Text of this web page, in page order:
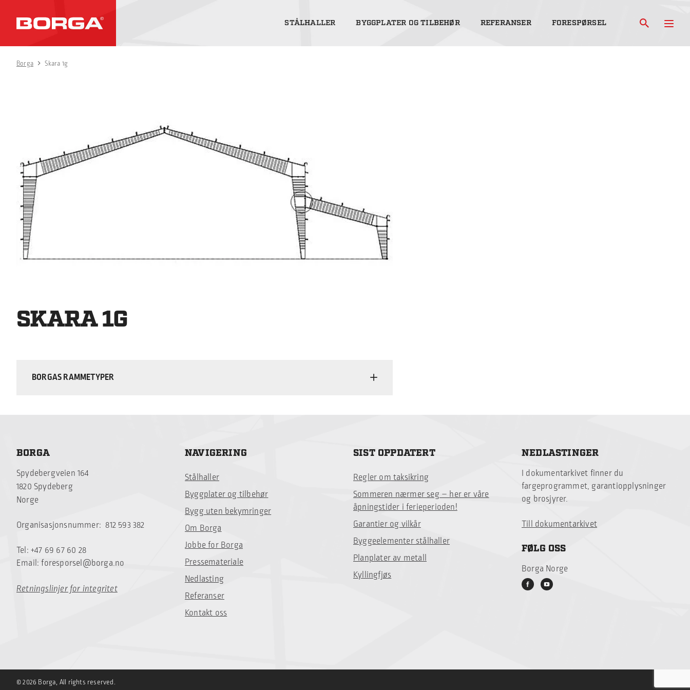
STÅLHALLER BYGGPLATER OG TILBEHØR REFERANSER FORESPØRSEL
Borga Skara 1g
SKARA 1G
BORGAS RAMMETYPER
BORGA
Spydebergveien 164
1820 Spydeberg
Norge
Organisasjonsnummer: 812 593 382
Tel: +47 69 67 60 28
Email:foresporsel@borga.no
Retningslinjer for integritet
NAVIGERING
Stålhaller
Byggplater og tilbehør
Bygg uten bekymringer
Om Borga
Jobbe for Borga
Pressemateriale
Nedlasting
Referanser
Kontakt oss
SIST OPPDATERT
Regler om taksikring
Sommeren nærmer seg – her er våre
åpningstider i ferieperioden!
Garantier og vilkår
Byggeelementer stålhaller
Planplater av metall
Kyllingfjøs
NEDLASTINGER
I dokumentarkivet finner du
fargeprogrammet, garantiopplysninger
og brosjyrer.
Till dokumentarkivet
FØLG OSS
Borga Norge
© 2026 Borga, All rights reserved.